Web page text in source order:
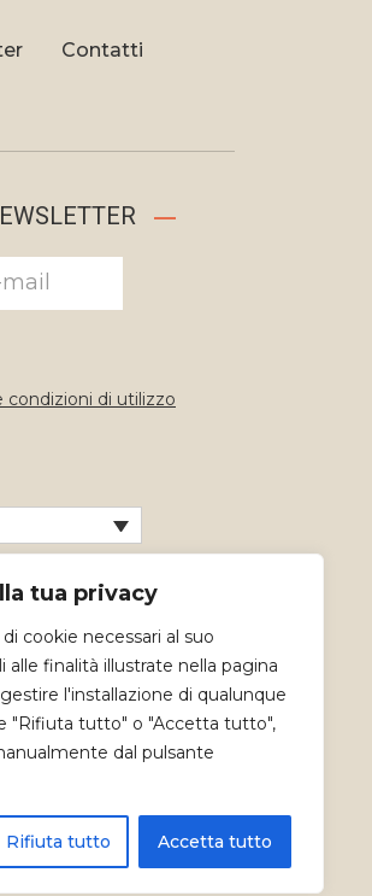
tua privacy
cookie necessari al suo
finalità illustrate nella pagina
l'installazione di qualunque
"Rifiuta tutto" o "Accetta tutto",
dal pulsante
Rifiuta tutto Accetta tutto
Contatti
condizioni di utilizzo